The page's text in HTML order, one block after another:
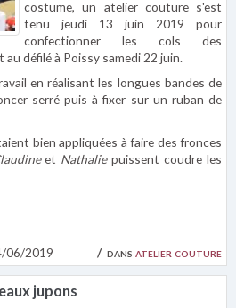
06/2019 dans atelier couture
costume, un atelier couture s'est
tenu jeudi 13 juin 2019 pour
confectionner les cols des
défilé à Poissy samedi 22 juin.
en réalisant les longues bandes de
serré puis à fixer sur un ruban de
bien appliquées à faire des fronces
et Nathaliepuissent coudre les
jupons